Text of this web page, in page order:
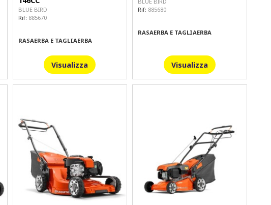
BLUE BIRD
Rif: 885670
RASAERBA E TAGLIAERBA
Visualizza
Rif: 885680
RASAERBA E TAGLIAERBA
Visualizza